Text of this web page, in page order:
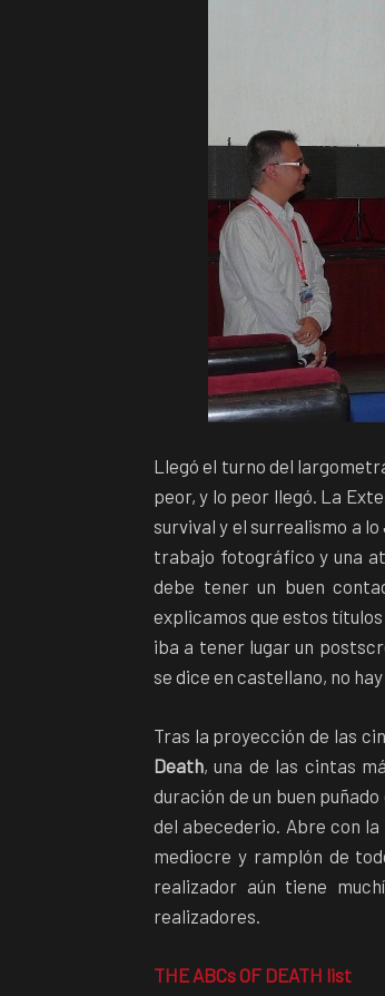
Llegó el turno del
peor, y lo peor llegó. La
survival y el surrealismo a
trabajo fotográfico y una
debe tener un buen
explicamos que estos
iba a tener lugar un
se dice en castellano, no
Tras la proyección de las
Death, una de las cintas
duración de un buen
del abecederio. Abre con
mediocre y ramplón de
realizador aún tiene
realizadores.
THE ABCs OF DEATH list